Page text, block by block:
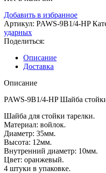
Добавить в избранное
Артикул: PAWS-9B1/4-HP
ударных
Поделиться:
Описание
Доставка
Описание
PAWS-9B1/4-HP Шайба
Шайба для стойки тарелки.
Материал: войлок.
Диаметр: 35мм.
Высота: 12мм.
Внутренний диаметр: 10мм.
Цвет: оранжевый.
4 штуки в упаковке.